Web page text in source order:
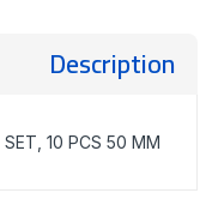
Description
10 PCS 50 MM